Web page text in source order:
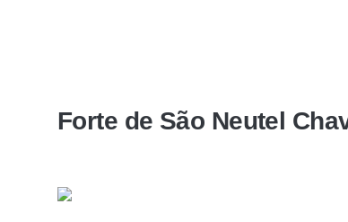
Forte de São Neutel